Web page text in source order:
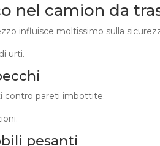
nel camion da
influisce moltissimo sulla
urti.
contro pareti imbottite.
pesanti